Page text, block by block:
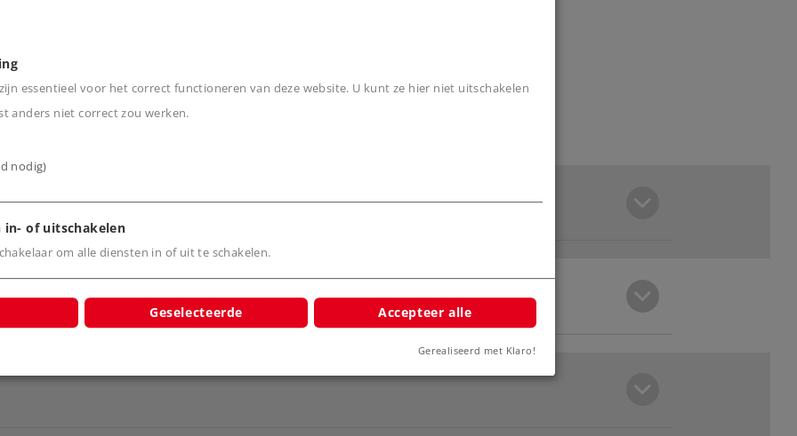
uitgebreide bedrijfs-
volgens NEM.
van korte
essentieel voor het correct functioneren van deze website. U kunt ze hier niet uitschakelen
anders niet correct zou werken.
nodig)
in- of uitschakelen
om alle diensten in of uit te schakelen.
Geselecteerde Accepteer alle
Gerealiseerd met Klaro!